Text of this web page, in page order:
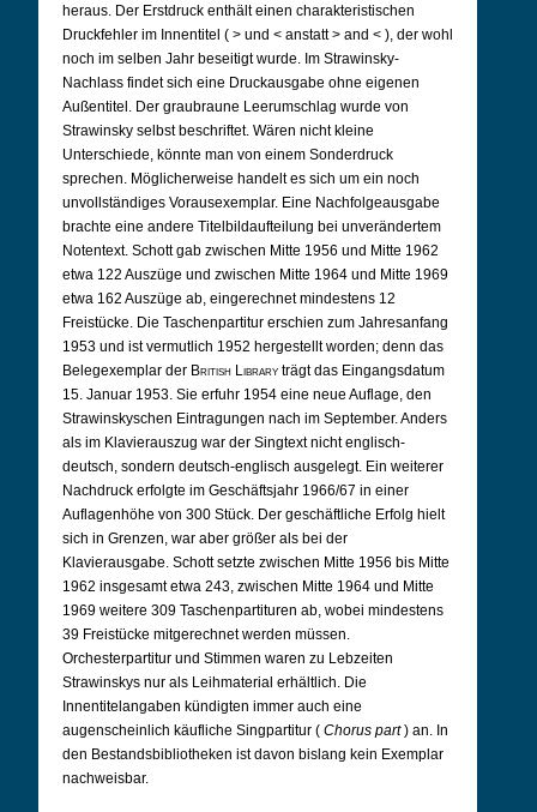
heraus. Der Erstdruck enthält einen charakteristischen
Druckfehler im Innentitel ( > und < anstatt > and < ), der wohl
noch im selben Jahr beseitigt wurde. Im Strawinsky-
Nachlass findet sich eine Druckausgabe ohne eigenen
Außentitel. Der graubraune Leerumschlag wurde von
Strawinsky selbst beschriftet. Wären nicht kleine
Unterschiede, könnte man von einem Sonderdruck
sprechen. Möglicherweise handelt es sich um ein noch
unvollständiges Vorausexemplar. Eine Nachfolgeausgabe
brachte eine andere Titelbildaufteilung bei unverändertem
Notentext. Schott gab zwischen Mitte 1956 und Mitte 1962
etwa 122 Auszüge und zwischen Mitte 1964 und Mitte 1969
etwa 162 Auszüge ab, eingerechnet mindestens 12
Freistücke. Die Taschenpartitur erschien zum Jahresanfang
1953 und ist vermutlich 1952 hergestellt worden; denn das
Belegexemplar der British Library trägt das Eingangsdatum
15. Januar 1953. Sie erfuhr 1954 eine neue Auflage, den
Strawinskyschen Eintragungen nach im September. Anders
als im Klavierauszug war der Singtext nicht englisch-
deutsch, sondern deutsch-englisch ausgelegt. Ein weiterer
Nachdruck erfolgte im Geschäftsjahr 1966/67 in einer
Auflagenhöhe von 300 Stück. Der geschäftliche Erfolg hielt
sich in Grenzen, war aber größer als bei der
Klavierausgabe. Schott setzte zwischen Mitte 1956 bis Mitte
1962 insgesamt etwa 243, zwischen Mitte 1964 und Mitte
1969 weitere 309 Taschenpartituren ab, wobei mindestens
39 Freistücke mitgerechnet werden müssen.
Orchesterpartitur und Stimmen waren zu Lebzeiten
Strawinskys nur als Leihmaterial erhältlich. Die
Innentitelangaben kündigten immer auch eine
augenscheinlich käufliche Singpartitur ( Chorus part) an. In
den Bestandsbibliotheken ist davon bislang kein Exemplar
nachweisbar.